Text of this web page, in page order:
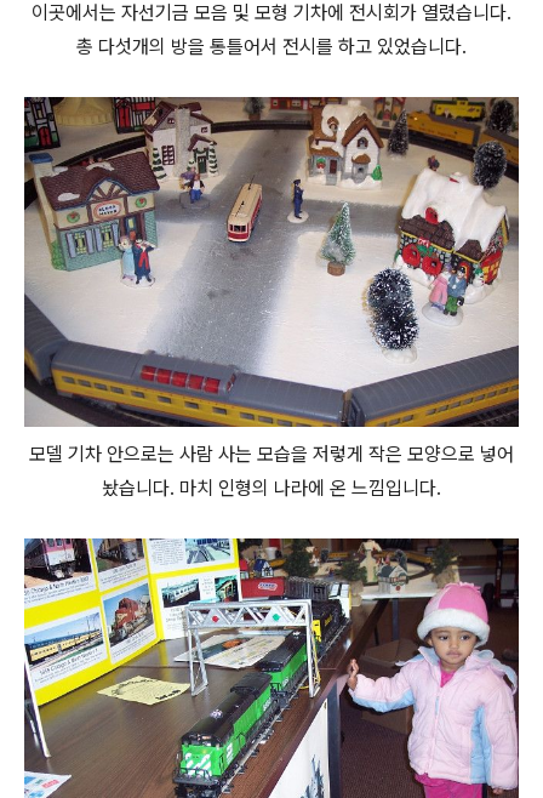
이곳에서는 자선기금 모음 및 모형 기차에 전시회가 열렸습니다.
총 다섯개의 방을 통틀어서 전시를 하고 있었습니다.
모델 기차 안으로는 사람 사는 모습을 저렇게 작은 모양으로 넣어
놨습니다. 마치 인형의 나라에 온 느낌입니다.